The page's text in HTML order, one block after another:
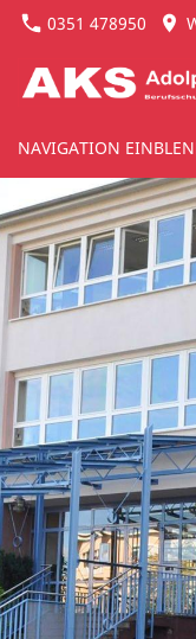
0351 478950
NAVIGATION